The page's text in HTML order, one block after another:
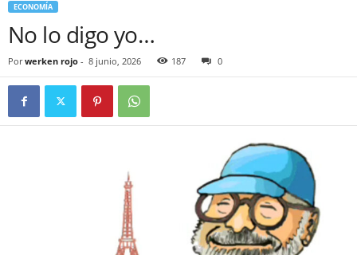
ECONOMÍA
No lo digo yo…
Por werken rojo - 8 junio, 2026 187 0